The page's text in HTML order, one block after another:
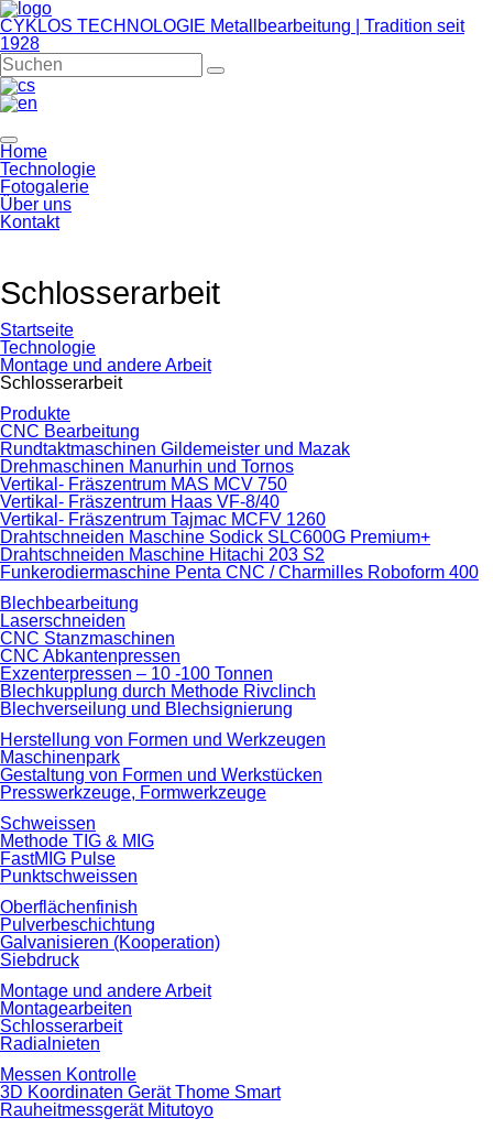
CYKLOS TECHNOLOGIE Metallbearbeitung | Tradition seit
1928
Home
Technologie
Fotogalerie
Über uns
Kontakt
Schlosserarbeit
Startseite
Technologie
Montage und andere Arbeit
Schlosserarbeit
Produkte
CNC Bearbeitung
Rundtaktmaschinen Gildemeister und Mazak
Drehmaschinen Manurhin und Tornos
Vertikal- Fräszentrum MAS MCV 750
Vertikal- Fräszentrum Haas VF-8/40
Vertikal- Fräszentrum Tajmac MCFV 1260
Drahtschneiden Maschine Sodick SLC600G Premium+
Drahtschneiden Maschine Hitachi 203 S2
Funkerodiermaschine Penta CNC / Charmilles Roboform 400
Blechbearbeitung
Laserschneiden
CNC Stanzmaschinen
CNC Abkantenpressen
Exzenterpressen – 10 -100 Tonnen
Blechkupplung durch Methode Rivclinch
Blechverseilung und Blechsignierung
Herstellung von Formen und Werkzeugen
Maschinenpark
Gestaltung von Formen und Werkstücken
Presswerkzeuge, Formwerkzeuge
Schweissen
Methode TIG & MIG
FastMIG Pulse
Punktschweissen
Oberflächenfinish
Pulverbeschichtung
Galvanisieren (Kooperation)
Siebdruck
Montage und andere Arbeit
Montagearbeiten
Schlosserarbeit
Radialnieten
Messen Kontrolle
3D Koordinaten Gerät Thome Smart
Rauheitmessgerät Mitutoyo